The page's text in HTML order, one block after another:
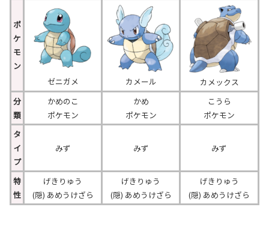
ポ
ケ
モ
ン
ゼニガメ
カメール
カメックス
分
類
かめのこ
ポケモン
かめ
ポケモン
こうら
ポケモン
タ
イ
プ
みず みず みず
特
性
げきりゅう
(隠) あめうけざら
げきりゅう
(隠) あめうけざら
げきりゅう
(隠) あめうけざら